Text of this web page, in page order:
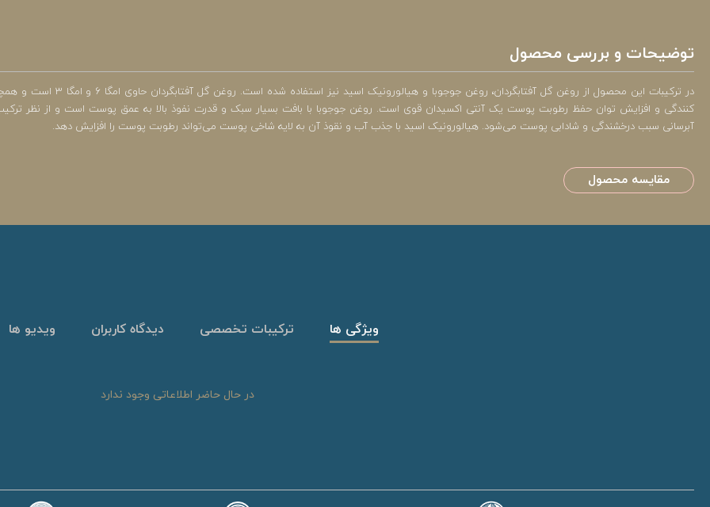
توضیحات و بررسی محصول
کنندگی و افزایش توان حفظ رطوبت پوست یک آنتی اکسیدان قوی است. روغن جوجوبا با بافت بسیار سبک و قدرت نفوذ بالا به عمق پوست است و از نظر
آبرسانی سبب درخشندگی و شادابی پوست می‌شود. هیالورونیک اسید با جذب آب و نقوذ آن به لایه شاخی پوست می‌تواند رطوبت پوست را افزایش دهد.
مقایسه محصول
ویژگی ها ترکیبات تخصصی دیدگاه کاربران ویدیو ها
در حال حاضر اطلاعاتی وجود ندارد